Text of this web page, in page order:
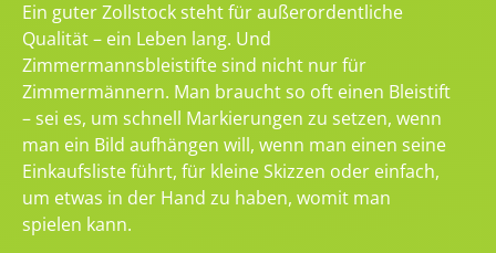
Ein guter Zollstock steht für außerordentliche
Qualität – ein Leben lang. Und
Zimmermannsbleistifte sind nicht nur für
Zimmermännern. Man braucht so oft einen Bleistift
– sei es, um schnell Markierungen zu setzen, wenn
man ein Bild aufhängen will, wenn man einen seine
Einkaufsliste führt, für kleine Skizzen oder einfach,
um etwas in der Hand zu haben, womit man
spielen kann.